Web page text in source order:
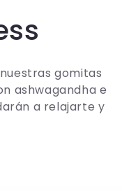
gomitas
ashwagandha e
a relajarte y